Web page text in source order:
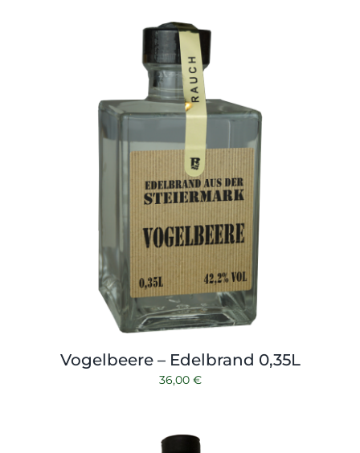
Vogelbeere – Edelbrand 0,35L
36,00 €